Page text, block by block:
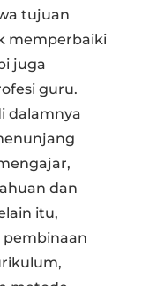
tujuan
memperbaiki
juga
guru.
dalamnya
dan
itu,